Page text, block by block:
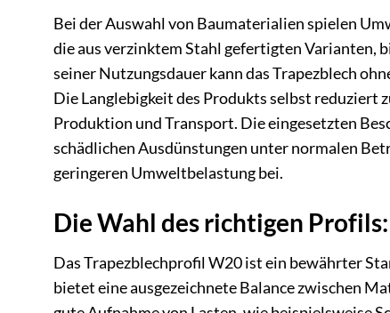
Bei der Auswahl von Baumaterialien spielen
die aus verzinktem Stahl gefertigten Varianten,
seiner Nutzungsdauer kann das Trapezblech
Die Langlebigkeit des Produkts selbst reduziert
Produktion und Transport. Die eingesetzten
schädlichen Ausdünstungen unter normalen
geringeren Umweltbelastung bei.
Die Wahl des richtigen
Das Trapezblechprofil W20 ist ein bewährter
bietet eine ausgezeichnete Balance zwischen